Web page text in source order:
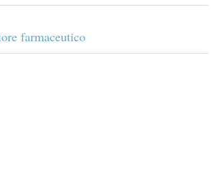
farmaceutico